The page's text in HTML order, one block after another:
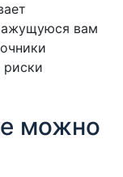
вам
можно